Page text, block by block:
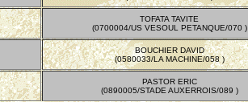
TOFATA TAVITE
(0700004/US VESOUL PETANQUE/070 )
BOUCHIER DAVID
(0580033/LA MACHINE/058 )
PASTOR ERIC
(0890005/STADE AUXERROIS/089 )